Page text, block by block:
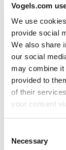
Vogels.com
We use
provide social
We also share
our social
may combine it
provided to
of their
your consent
Selection
Necessary
PFC 555
Fixed Ceiling
19-43″ 20 kg
sur